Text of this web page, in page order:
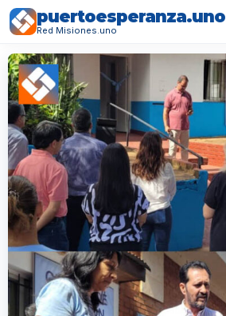
puertoesperanza.uno
Red Misiones.uno